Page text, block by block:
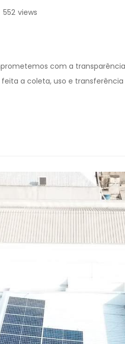
views
552
com a
a coleta, uso e